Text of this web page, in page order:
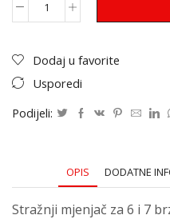
Dodaj u favorite
Usporedi
Podijeli:
OPIS DODATNE
Stražnji mjenjač za 6 i 7